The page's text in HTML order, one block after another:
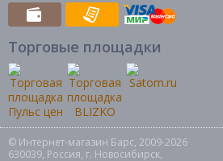
Торговые площадки
© Интернет-магазин Барс, 2009-2026
630039, Россия, г. Новосибирск,